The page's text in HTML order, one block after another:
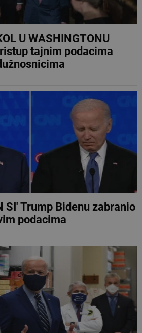
U WASHINGTONU
tajnim podacima
SI' Trump Bidenu zabranio
podacima